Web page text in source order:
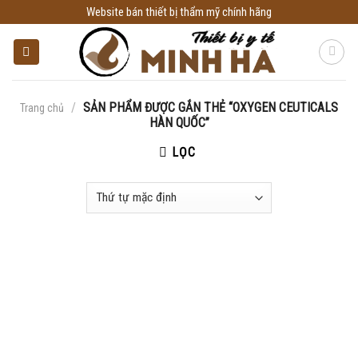
to
content
Website bán thiết bị thẩm mỹ chính hãng
Trang chủ / SẢN PHẨM ĐƯỢC GẮN THẺ “OXYGEN CEUTICALS
HÀN QUỐC”
LỌC